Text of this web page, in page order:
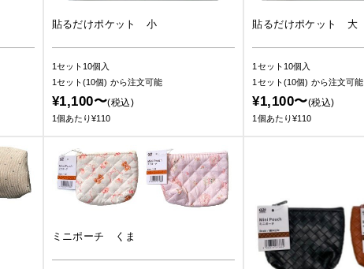
貼るだけポケット 小
1セット10個入
1セット(10個) から注文可能
¥1,100〜(税込)
1個あたり¥110
貼るだけポケット 大
1セット10個入
1セット(10個) から注文可能
¥1,100〜(税込)
1個あたり¥110
ミニポーチ くま